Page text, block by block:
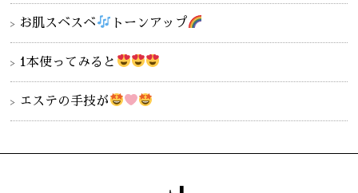
お肌スベスベ トーンアップ
1本使ってみると
エステの手技が